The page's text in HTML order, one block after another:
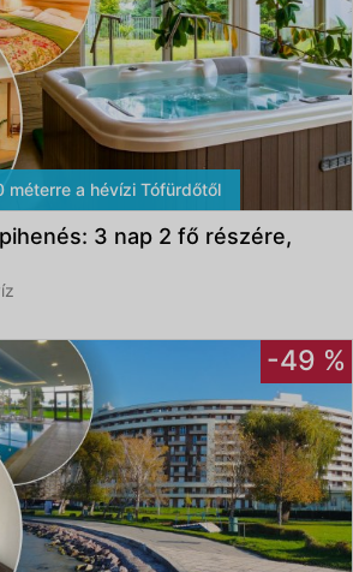
méterre a hévízi Tófürdőtől
3 nap 2 fő részére,
-49 %